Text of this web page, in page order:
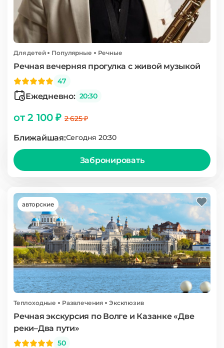
Для детей Популярные Речные
Речная вечерняя прогулка с живой музыкой
47
Ежедневно: 20:30
от 2 100 ₽2 625 ₽
Ближайшая:Сегодня 20:30
Забронировать
авторские
Теплоходные Развлечения Эксклюзив
Речная экскурсия по Волге и Казанке «Две
реки–Два пути»
50